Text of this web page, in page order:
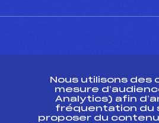
Ressources
Nous utilisons des
mesure
Analytics) afin
fréquentation du
proposer du